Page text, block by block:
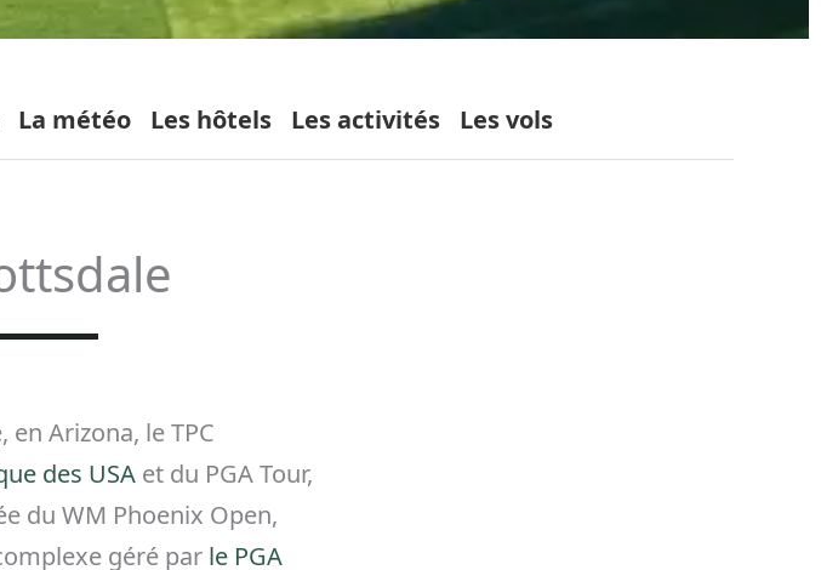
La météo Les hôtels Les activités Les vols
Arizona, le TPC
des USA et du PGA Tour,
du WM Phoenix Open,
géré par le PGA